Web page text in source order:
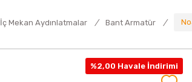
İç Mekan Aydınlatmalar Bant Armatür
%2,00 Havale İndirimi